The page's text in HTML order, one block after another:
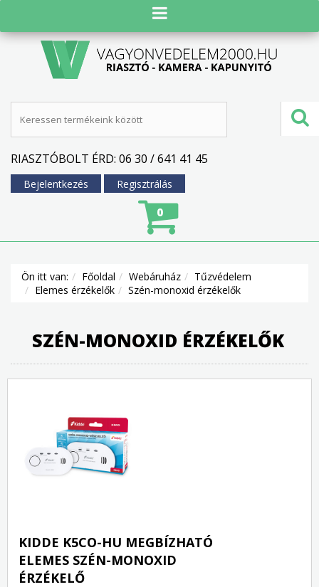
RIASZTÓBOLT ÉRD: 06 30 / 641 41 45
Bejelentkezés Regisztrálás
0
Ön itt van: Főoldal Webáruház
Tűzvédelem
Elemes érzékelők
Szén-monoxid érzékelők
SZÉN-MONOXID ÉRZÉKELŐK
KIDDE K5CO-HU MEGBÍZHATÓ
ELEMES SZÉN-MONOXID
ÉRZÉKELŐ